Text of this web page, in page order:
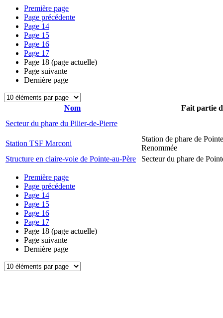
Première page
Page précédente
Page 14
Page 15
Page 16
Page 17
Page 18 (page actuelle)
Page suivante
Dernière page
Nom
Fait partie
Secteur du phare du Pilier-de-Pierre
Station TSF Marconi
Station de phare de
Renommée
Structure en claire-voie de Pointe-au-Père
Secteur du phare de
Première page
Page précédente
Page 14
Page 15
Page 16
Page 17
Page 18 (page actuelle)
Page suivante
Dernière page